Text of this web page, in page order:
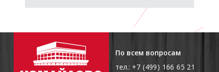
По всем вопросам
тел.: +7 (499) 166 65 21